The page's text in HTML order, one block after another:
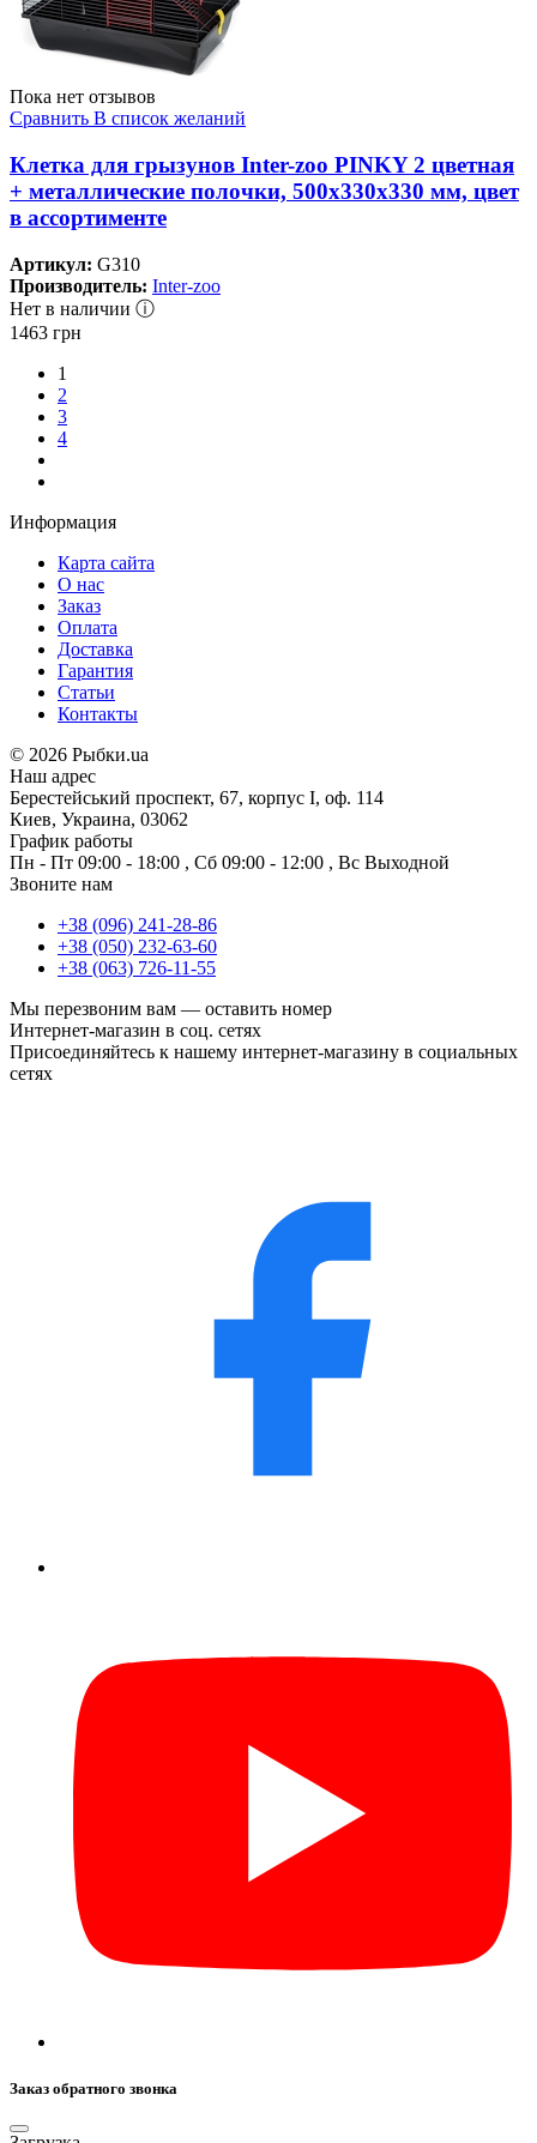
Пока нет отзывов
Сравнить В список желаний
Клетка для грызунов Inter-zoo PINKY 2 цветная
+ металлические полочки, 500x330x330 мм, цвет
в ассортименте
Артикул: G310
Производитель: Inter-zoo
Нет в наличии ⓘ
1463 грн
1
2
3
4
Информация
Карта сайта
О нас
Заказ
Оплата
Доставка
Гарантия
Статьи
Контакты
© 2026 Рыбки.ua
Наш адрес
Берестейський проспект, 67, корпус I, оф. 114
Киев, Украина, 03062
График работы
Пн - Пт 09:00 - 18:00 , Сб 09:00 - 12:00 , Вс Выходной
Звоните нам
+38 (096) 241-28-86
+38 (050) 232-63-60
+38 (063) 726-11-55
Мы перезвоним вам — оставить номер
Интернет-магазин в соц. сетях
Присоединяйтесь к нашему интернет-магазину в социальных
сетях
Заказ обратного звонка